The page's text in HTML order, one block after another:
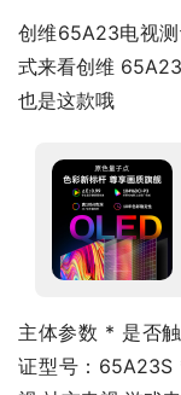
创维65A23电视
式来看创维
也是这款哦
主体参数 * 是否
证型号：